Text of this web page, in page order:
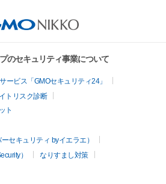
のセキュリティ事業について
ービス「GMOセキュリティ24」
トリスク診断
ト
セキュリティ byイエラエ）
）
なりすまし対策